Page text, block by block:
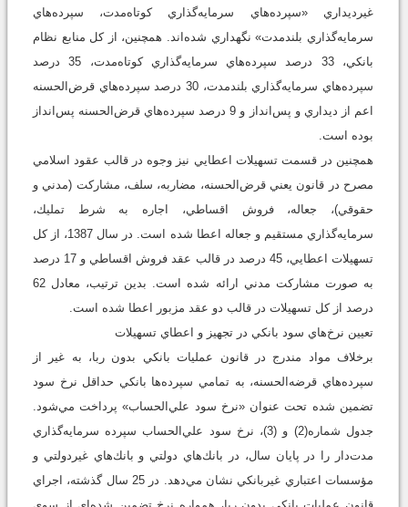
غيرديداري «سپرده‌هاي سرمايه‌گذاري كوتاه‌مدت، سپرده‌هاي
سرمايه‌گذاري بلندمدت» نگهداري شده‌اند. همچنين، از كل منابع نظام
بانكي، 33 درصد سپرده‌هاي سرمايه‌گذاري كوتاه‌مدت، 35 درصد
سپرده‌هاي سرمايه‌گذاري بلندمدت، 30 درصد سپرده‌هاي قرض‌الحسنه
اعم از ديداري و پس‌انداز و 9 درصد سپرده‌هاي قرض‌الحسنه پس‌انداز
بوده است.
همچنين در قسمت تسهيلات اعطايي نيز وجوه در قالب عقود اسلامي
مصرح در قانون يعني قرض‌الحسنه، مضاربه، سلف، مشاركت (مدني و
حقوقي)، جعاله، فروش اقساطي، ‌اجاره به شرط تمليك،
سرمايه‌گذاري مستقيم و جعاله اعطا شده است. در سال 1387، از كل
تسهيلات اعطايي، 45 درصد در قالب عقد فروش اقساطي و 17 درصد
به صورت مشاركت مدني ارائه شده است. بدين ترتيب، معادل 62
درصد از كل تسهيلات در قالب دو عقد مزبور اعطا شده است.
تعيين نرخ‌هاي سود بانكي در تجهيز و اعطاي تسهيلات
برخلاف مواد مندرج در قانون عمليات بانكي بدون ربا، به غير از
سپرده‌هاي قرضه‌الحسنه، به تمامي سپرده‌ها بانكي حداقل نرخ سود
تضمين شده تحت عنوان «نرخ سود علي‌الحساب» پرداخت مي‌شود.
جدول شماره(2) و (3)، نرخ سود علي‌الحساب سپرده سرمايه‌گذاري
مدت‌دار را در پايان سال، در بانك‌هاي دولتي و بانك‌هاي غيردولتي و
مؤسسات اعتباري غير‌بانكي نشان مي‌دهد. در 25 سال گذشته، اجراي